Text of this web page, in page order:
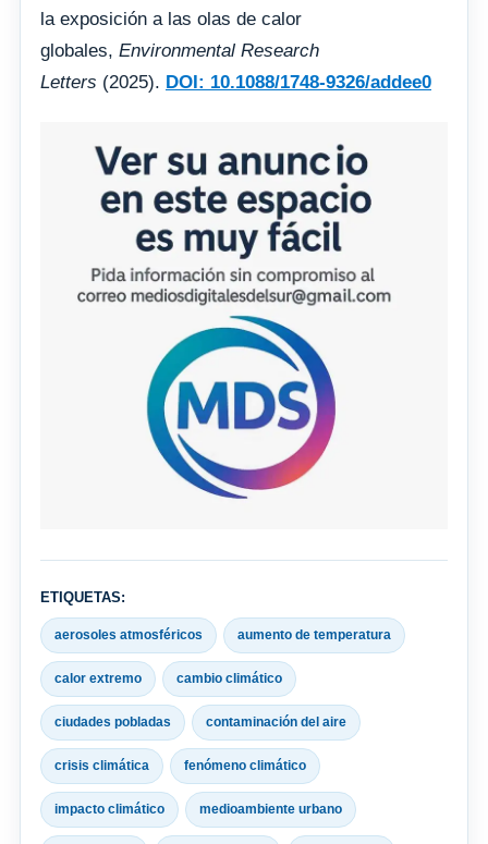
la exposición a las olas de calor
globales, Environmental Research
Letters (2025). DOI: 10.1088/1748-9326/addee0
ETIQUETAS:
aerosoles atmosféricos aumento de temperatura
calor extremo cambio climático
ciudades pobladas contaminación del aire
crisis climática fenómeno climático
impacto climático medioambiente urbano